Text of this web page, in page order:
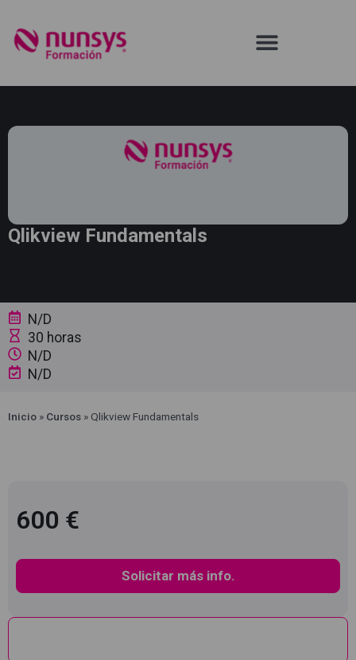
Qlikview Fundamentals
N/D
30 horas
N/D
N/D
Inicio » Cursos » Qlikview Fundamentals
600 €
Solicitar más info.